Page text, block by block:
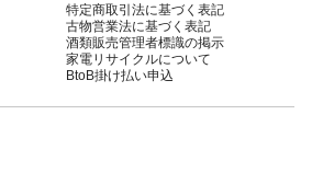
特定商取引法に基づく表記
古物営業法に基づく表記
酒類販売管理者標識の掲示
家電リサイクルについて
BtoB掛け払い申込